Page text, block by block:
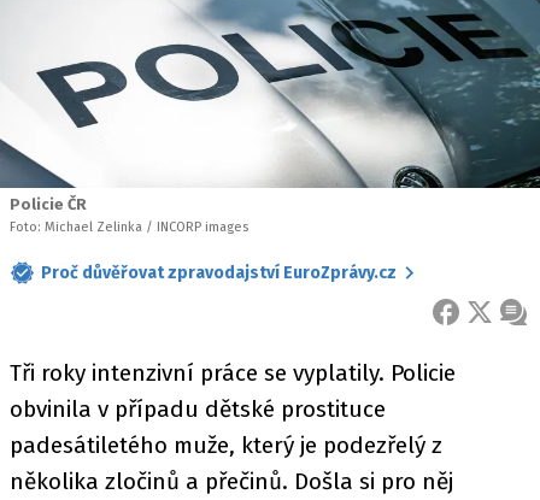
Policie ČR
Foto: Michael Zelinka / INCORP images
Proč důvěřovat zpravodajství EuroZprávy.cz
FACEBOOK
X
Tři roky intenzivní práce se vyplatily. Policie
obvinila v případu dětské prostituce
padesátiletého muže, který je podezřelý z
několika zločinů a přečinů. Došla si pro něj